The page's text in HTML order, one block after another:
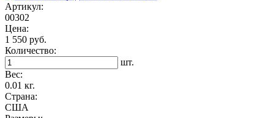
Артикул:
00302
Цена:
1 550 руб.
Количество:
шт.
Вес:
0.01 кг.
Страна:
США